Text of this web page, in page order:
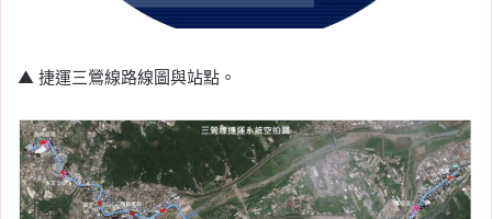
▲ 捷運三鶯線路線圖與站點。